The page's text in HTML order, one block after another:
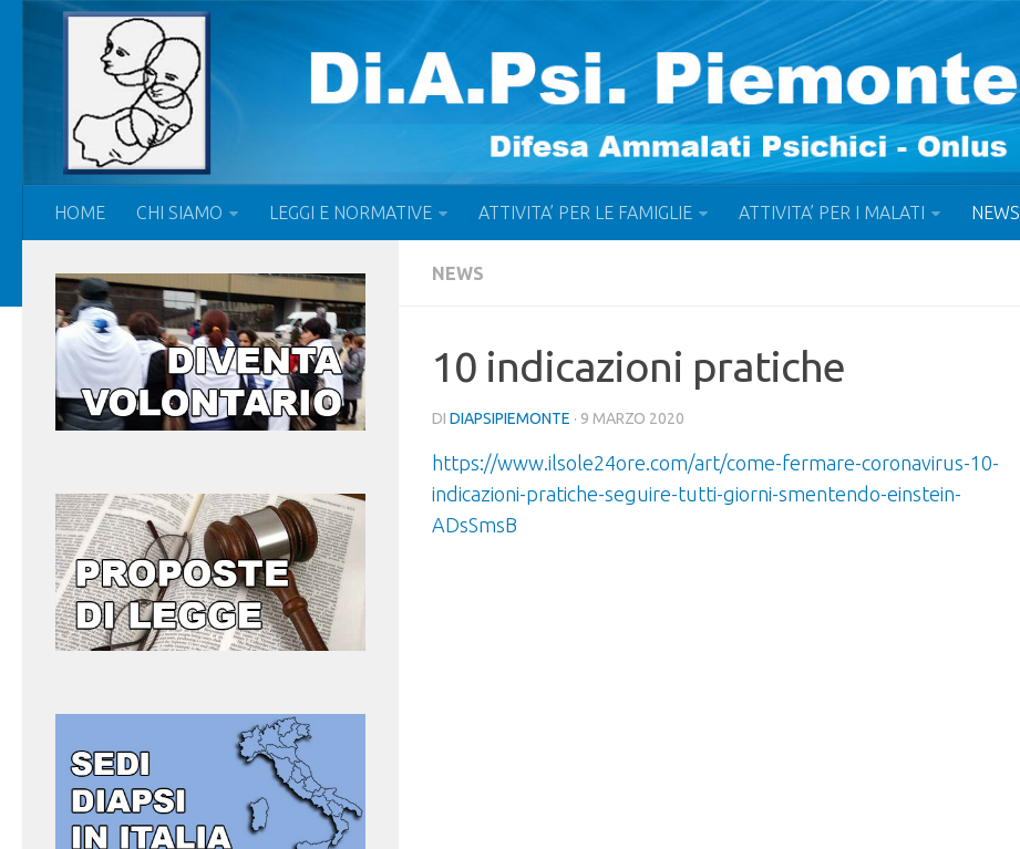
HOME CHI SIAMO LEGGI E NORMATIVE ATTIVITA’ PER LE FAMIGLIE ATTIVITA’ PER I MALATI NEWS
NEWS
10 indicazioni pratiche
DI DIAPSIPIEMONTE · 9 MARZO 2020
https://www.ilsole24ore.com/art/come-fermare-coronavirus-10-
indicazioni-pratiche-seguire-tutti-giorni-smentendo-einstein-
ADsSmsB